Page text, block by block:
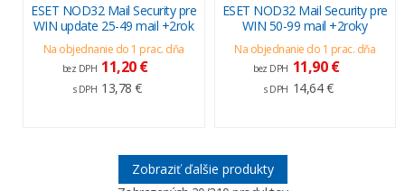
ESET NOD32 Mail Security pre
WIN update 25-49 mail +2rok
Na objednanie do 1 prac. dňa
bez DPH 11,20 €
s DPH 13,78 €
ESET NOD32 Mail Security pre
WIN 50-99 mail +2roky
Na objednanie do 1 prac. dňa
bez DPH 11,90 €
s DPH 14,64 €
Zobraziť ďalšie produkty